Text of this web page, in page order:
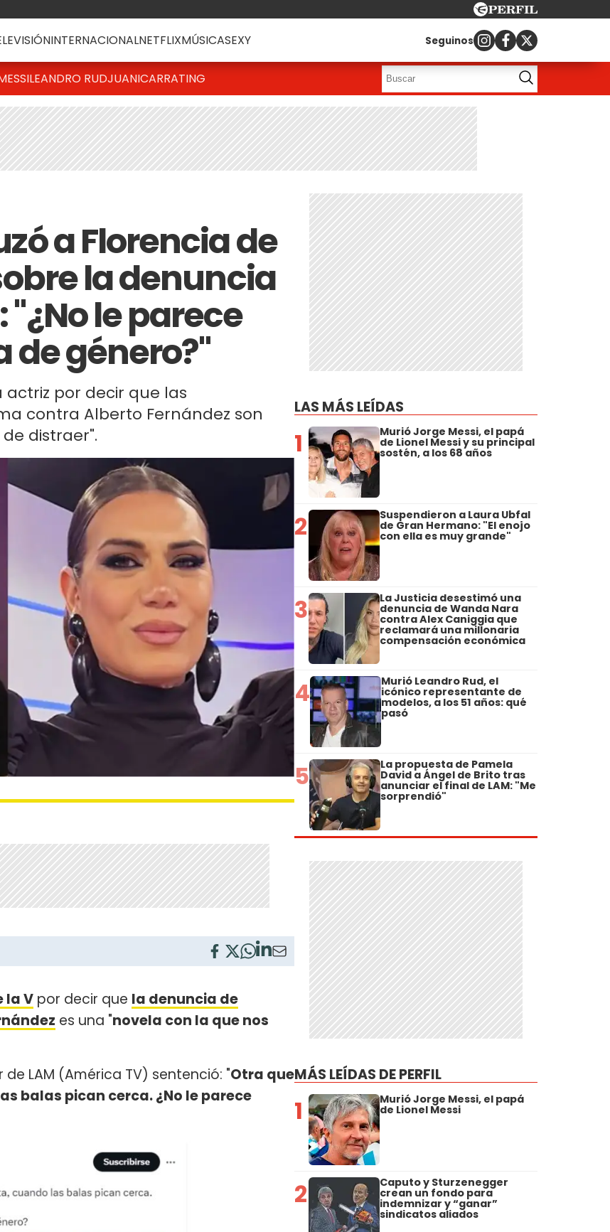
INTERNACIONALNETFLIXMÚSICASEXY Seguinos
LEANDRO RUDJUANICARRATING
a Florencia de
la denuncia
"¿No le parece
de género?"
actriz por decir que las
contra Alberto Fernández son
distraer".
la V por decir que la denuncia de
es una "novela con la que nos
LAM (América TV) sentenció: "Otra que
balas pican cerca. ¿No le parece
LAS MÁS LEÍDAS
1 Murió Jorge Messi, el papá
de Lionel Messi y su principal
sostén, a los 68 años
2 Suspendieron a Laura Ubfal
de Gran Hermano: "El enojo
con ella es muy grande"
3 La Justicia desestimó una
denuncia de Wanda Nara
contra Alex Caniggia que
reclamará una millonaria
compensación económica
4 Murió Leandro Rud, el
icónico representante de
modelos, a los 51 años: qué
pasó
5 La propuesta de Pamela
David a Ángel de Brito tras
anunciar el final de LAM: "Me
sorprendió"
MÁS LEÍDAS DE PERFIL
1 Murió Jorge Messi, el papá
de Lionel Messi
2 Caputo y Sturzenegger
crean un fondo para
indemnizar y “ganar”
sindicatos aliados